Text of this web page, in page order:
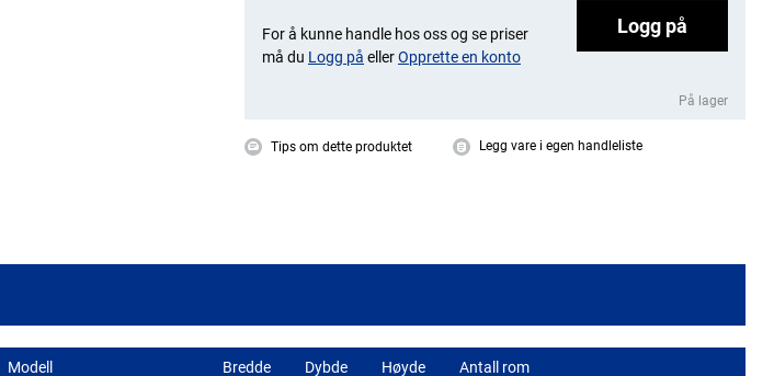
For å kunne handle hos oss og se priser
må du Logg på ellerOpprette en konto
Logg på
På lager
Tips om dette produktet Legg vare i egen handleliste
Modell Bredde Dybde Høyde Antall rom